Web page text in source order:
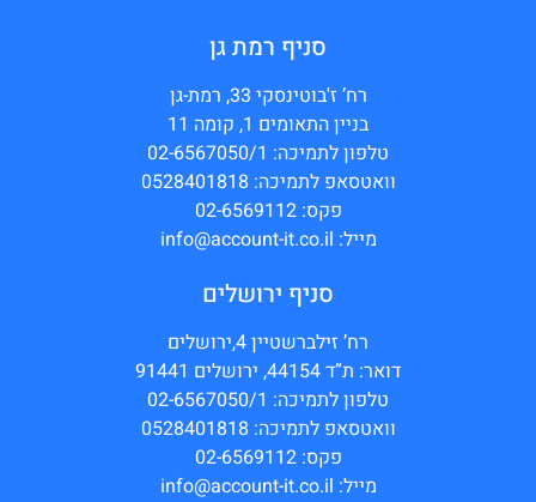
סניף רמת גן
רח’ ז'בוטינסקי 33, רמת-גן
בניין התאומים 1, קומה 11
טלפון לתמיכה: 02-6567050/1
וואטסאפ לתמיכה: 0528401818
פקס: 02-6569112
מייל: info@account-it.co.il
סניף ירושלים
רח’ זילברשטיין 4,ירושלים
דואר: ת”ד 44154, ירושלים 91441
טלפון לתמיכה: 02-6567050/1
וואטסאפ לתמיכה: 0528401818
פקס: 02-6569112
מייל: info@account-it.co.il